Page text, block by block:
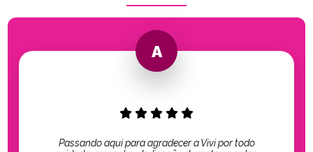
Passando aqui para agradecer a Vivi por todo